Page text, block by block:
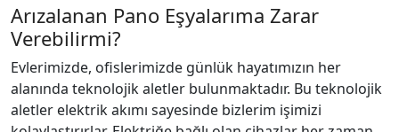
Arızalanan Pano Eşyalarıma Zarar
Verebilirmi?
Evlerimizde, ofislerimizde günlük hayatımızın her
alanında teknolojik aletler bulunmaktadır. Bu teknolojik
aletler elektrik akımı sayesinde bizlerim işimizi